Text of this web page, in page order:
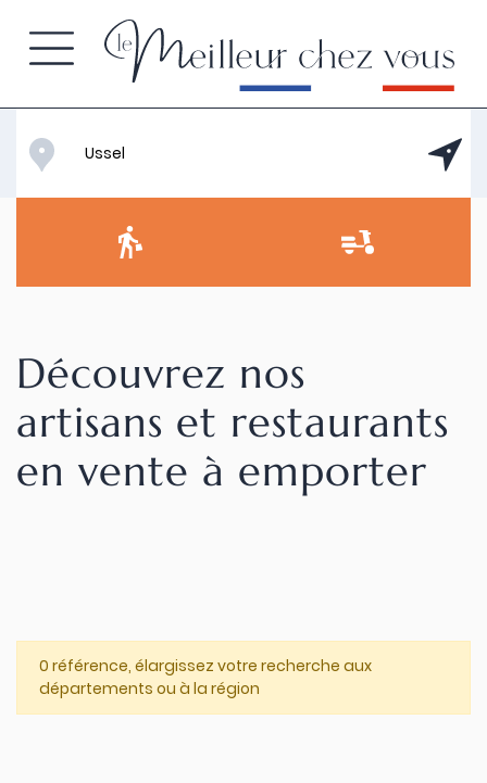
Découvrez nos
artisans et restaurants
en vente à emporter
0 référence, élargissez votre recherche aux
départements ou à la région